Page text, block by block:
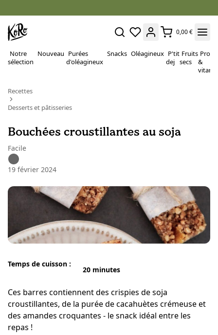
0,00 €
Notre
sélection
Nouveau Purées
d'oléagineux
Snacks Oléagineux P'tit
dej
Fruits
secs
&
Recettes
Desserts et pâtisseries
Bouchées croustillantes au soja
Facile
19 février 2024
Temps de cuisson :
20 minutes
Ces barres contiennent des crispies de soja
croustillantes, de la purée de cacahuètes crémeuse et
des amandes croquantes - le snack idéal entre les
repas !